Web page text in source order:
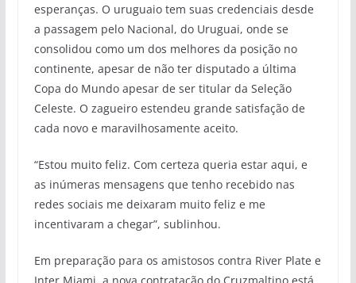
esperanças. O uruguaio tem suas credenciais desde
a passagem pelo Nacional, do Uruguai, onde se
consolidou como um dos melhores da posição no
continente, apesar de não ter disputado a última
Copa do Mundo apesar de ser titular da Seleção
Celeste. O zagueiro estendeu grande satisfação de
cada novo e maravilhosamente aceito.
“Estou muito feliz. Com certeza queria estar aqui, e
as inúmeras mensagens que tenho recebido nas
redes sociais me deixaram muito feliz e me
incentivaram a chegar”, sublinhou.
Em preparação para os amistosos contra River Plate e